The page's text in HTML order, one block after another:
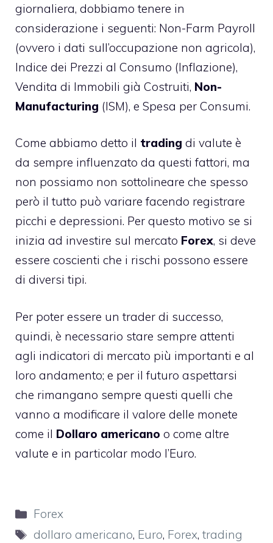
giornaliera, dobbiamo tenere in
considerazione i seguenti: Non-Farm Payroll
(ovvero i dati sull’occupazione non agricola),
Indice dei Prezzi al Consumo (Inflazione),
Vendita di Immobili già Costruiti, Non-
Manufacturing (ISM), e Spesa per Consumi.
Come abbiamo detto il trading di valute è
da sempre influenzato da questi fattori, ma
non possiamo non sottolineare che spesso
però il tutto può variare facendo registrare
picchi e depressioni. Per questo motivo se si
inizia ad investire sul mercato Forex, si deve
essere coscienti che i rischi possono essere
di diversi tipi.
Per poter essere un trader di successo,
quindi, è necessario stare sempre attenti
agli indicatori di mercato più importanti e al
loro andamento; e per il futuro aspettarsi
che rimangano sempre questi quelli che
vanno a modificare il valore delle monete
come il Dollaro americano o come altre
valute e in particolar modo l’Euro.
Categorie
Forex
Tag
dollaro americano, Euro, Forex,trading